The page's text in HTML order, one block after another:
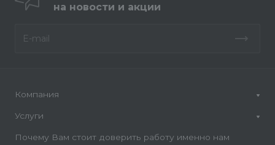
на новости и акции
Компания
Услуги
Почему Вам стоит доверить работу именно нам